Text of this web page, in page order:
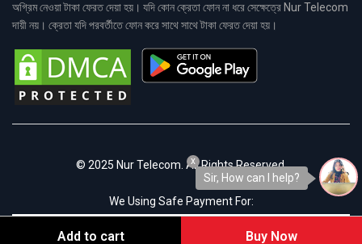
অগ্রিম নেওয়া টাকা ফেরত দেয়া হয়। যদি কোন ক্রেতা ফোন না ধরে সেক্ষেত্রে Nur Telecom
দায়ী নয়। ক্রেতা যদি পরবর্তীতে ফোন করে সাথে সাথে টাকা ফেরত দেয়া হয়।
© 2025 Nur Telecom. All Rights Reserved.
We Using Safe Payment For:
Add to cart Buy Now
Sir, How can I help?
x